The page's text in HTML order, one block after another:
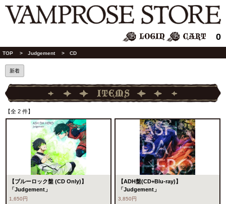
0
TOP > Judgement> CD
新着
【全 2 件】
【ブルーロック盤 (CD Only)】
「Judgement」
1,650円
【ADH盤(CD+Blu-ray)】
「Judgement」
3,850円